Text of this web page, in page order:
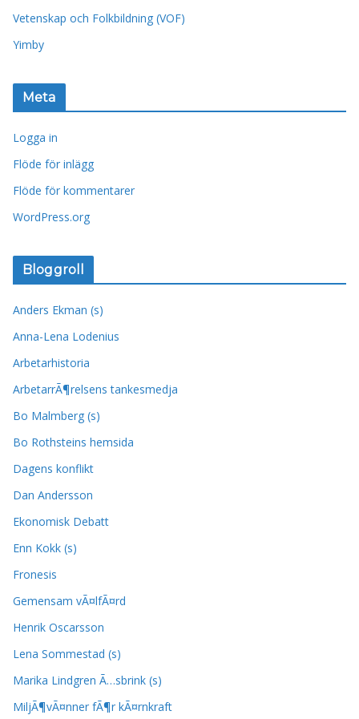
Vetenskap och Folkbildning (VOF)
Yimby
Meta
Logga in
Flöde för inlägg
Flöde för kommentarer
WordPress.org
Bloggroll
Anders Ekman (s)
Anna-Lena Lodenius
Arbetarhistoria
ArbetarrÃ¶relsens tankesmedja
Bo Malmberg (s)
Bo Rothsteins hemsida
Dagens konflikt
Dan Andersson
Ekonomisk Debatt
Enn Kokk (s)
Fronesis
Gemensam vÃ¤lfÃ¤rd
Henrik Oscarsson
Lena Sommestad (s)
Marika Lindgren Ã…sbrink (s)
MiljÃ¶vÃ¤nner fÃ¶r kÃ¤rnkraft